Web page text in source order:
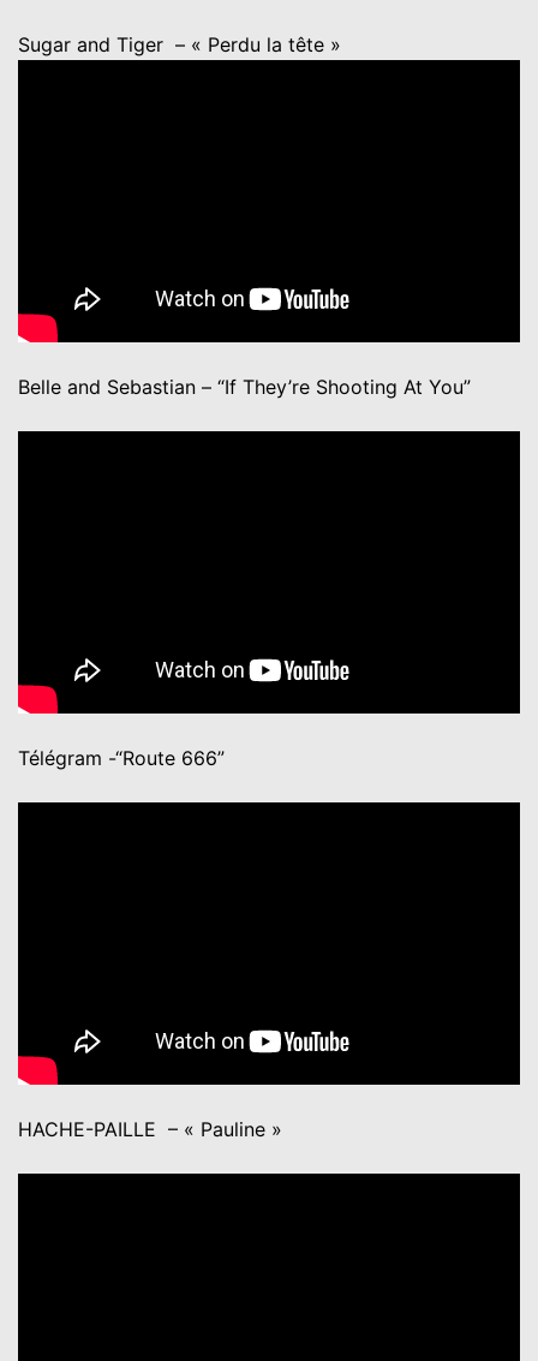
Sugar and Tiger – « Perdu la tête »
Belle and Sebastian – “If They’re Shooting At You”
Télégram -“Route 666”
HACHE-PAILLE – « Pauline »